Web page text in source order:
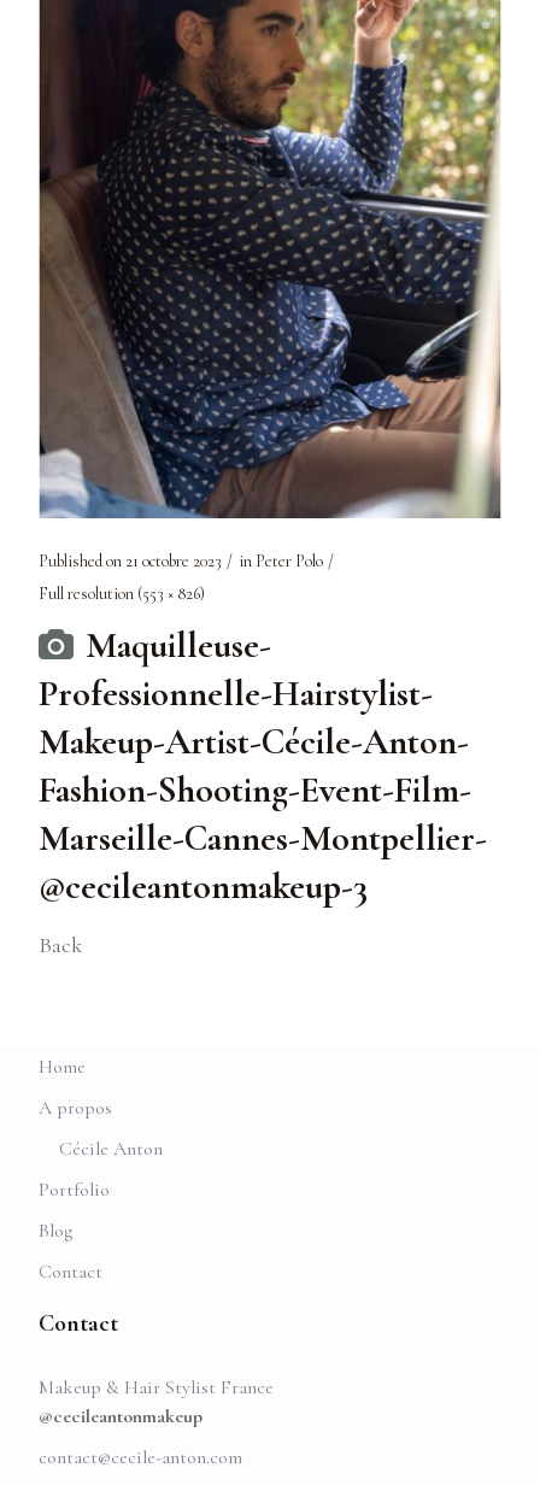
Published on 21 octobre 2023 in Peter Polo
Full resolution (553 × 826)
Maquilleuse-
Professionnelle-Hairstylist-
Makeup-Artist-Cécile-Anton-
Fashion-Shooting-Event-Film-
Marseille-Cannes-Montpellier-
@cecileantonmakeup-3
Back
Home
A propos
Cécile Anton
Portfolio
Blog
Contact
Contact
Makeup & Hair Stylist France
@cecileantonmakeup
contact@cecile-anton.com